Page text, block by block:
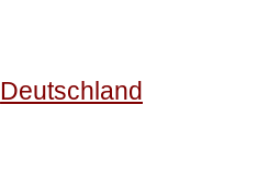
Deutschland